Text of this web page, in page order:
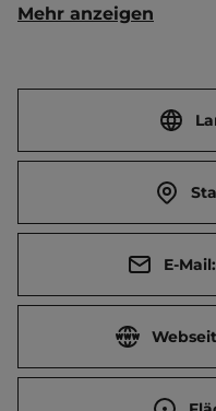
Frühstücksservice
Mehr anzeigen
E-Mail: